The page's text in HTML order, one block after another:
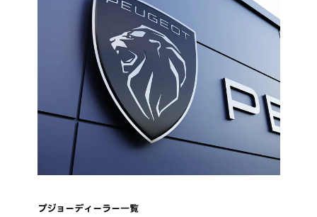
プジョーディーラー一覧